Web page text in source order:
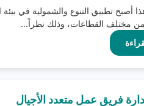
أصبح تطبيق التنوع والشمولية في
مختلف القطاعات، وذلك نظراً...
فريق عمل متعدد الأجيال